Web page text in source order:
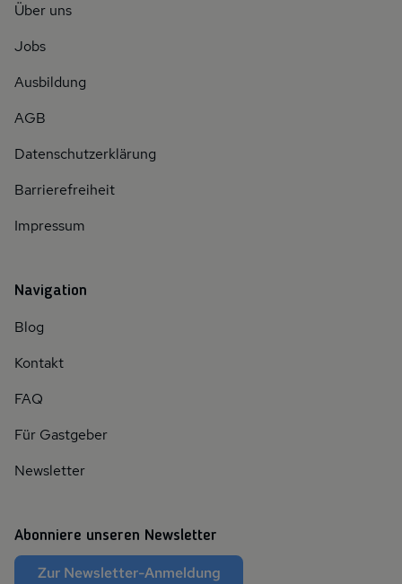
Über uns
Jobs
Ausbildung
AGB
Datenschutzerklärung
Barrierefreiheit
Impressum
Navigation
Blog
Kontakt
FAQ
Für Gastgeber
Newsletter
Abonniere unseren Newsletter
Zur Newsletter-Anmeldung